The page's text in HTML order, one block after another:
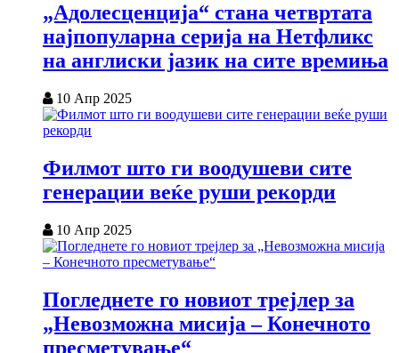
„Адолесценција“ стана четвртата
најпопуларна серија на Нетфликс
на англиски јазик на сите времиња
10 Апр 2025
Филмот што ги воодушеви сите
генерации веќе руши рекорди
10 Апр 2025
Погледнете го новиот трејлер за
„Невозможна мисија – Конечното
пресметување“